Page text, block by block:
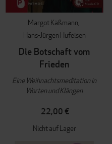
Margot Käßmann
Hans-Jürgen Hufeisen
Die Botschaft vom
Frieden
Eine Weihnachtsmeditation in
Worten und Klängen
22,00 €
Nicht auf Lager